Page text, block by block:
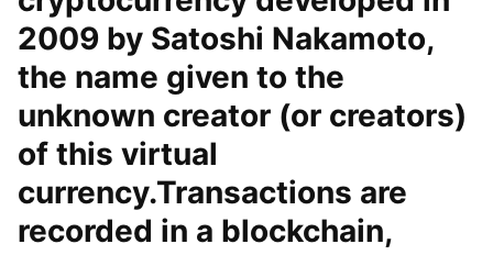
2009 by Satoshi Nakamoto,
the name given to the
unknown creator (or creators)
of this virtual
currency.Transactions are
recorded in a blockchain,